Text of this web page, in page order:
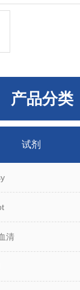
产品分类
试剂
清